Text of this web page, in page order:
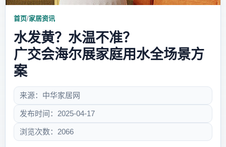
首页/家居资讯
水发黄？水温不准？
广交会海尔展家庭用水全场景方
案
来源：中华家居网
发布时间：2025-04-17
浏览次数：2066